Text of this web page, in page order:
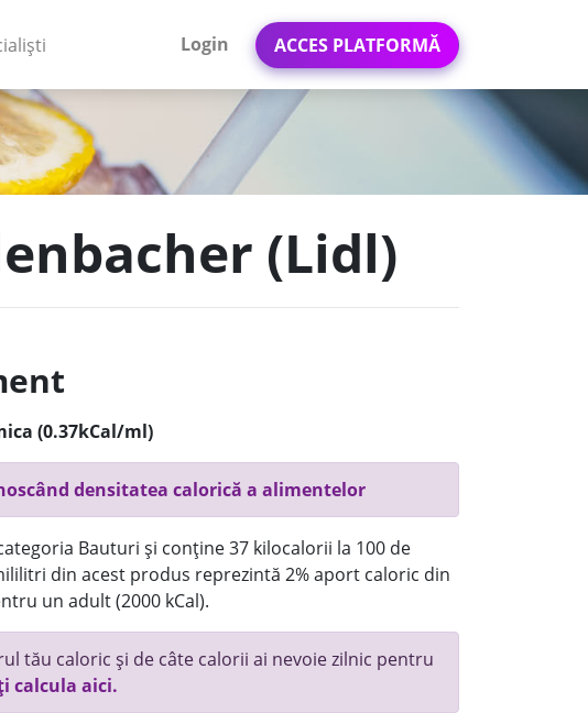
Login ACCES PLATFORMĂ
(Lidl)
(0.37kCal/ml)
densitatea calorică a alimentelor
Bauturi și conține 37 kilocalorii la 100 de
din acest produs reprezintă 2% aport caloric din
un adult (2000 kCal).
tău caloric și de câte calorii ai nevoie zilnic pentru
calcula aici.